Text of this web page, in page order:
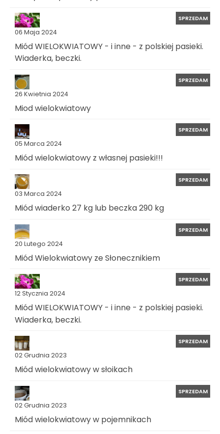
06 Maja 2024
SPRZEDAM
Miód WIELOKWIATOWY - i inne - z polskiej pasieki.
Wiaderka, beczki.
26 Kwietnia 2024
SPRZEDAM
Miod wielokwiatowy
05 Marca 2024
SPRZEDAM
Miód wielokwiatowy z własnej pasieki!!!
03 Marca 2024
SPRZEDAM
Miód wiaderko 27 kg lub beczka 290 kg
20 Lutego 2024
SPRZEDAM
Miód Wielokwiatowy ze Słonecznikiem
12 Stycznia 2024
SPRZEDAM
Miód WIELOKWIATOWY - i inne - z polskiej pasieki.
Wiaderka, beczki.
02 Grudnia 2023
SPRZEDAM
Miód wielokwiatowy w słoikach
02 Grudnia 2023
SPRZEDAM
Miód wielokwiatowy w pojemnikach